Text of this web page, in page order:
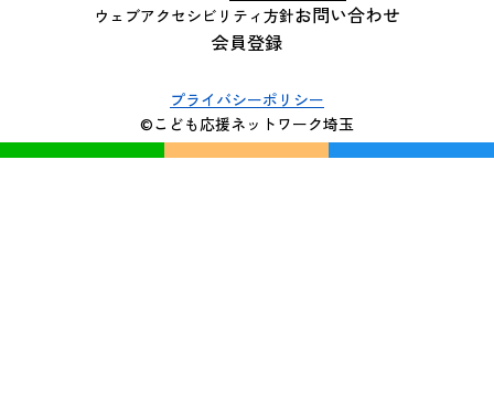
会員登録
お問い合わせ
ウェブアクセシビリティ方針
プライバシーポリシー
©こども応援ネットワーク埼玉